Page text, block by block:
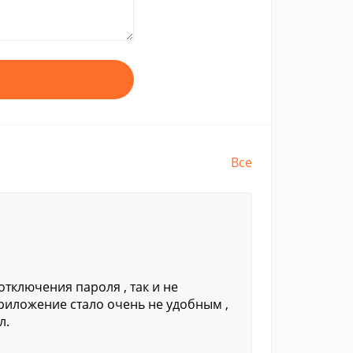
Все
пароля , так и не
стало очень не удобным ,